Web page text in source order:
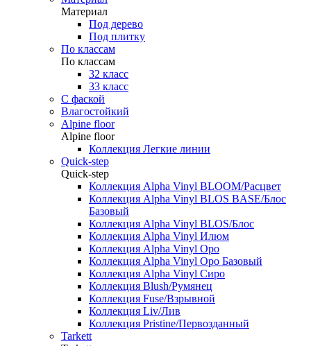
Материал
Под дерево
Под плитку
По классам
По классам
32 класс
33 класс
С фаской
Влагостойкий
Alpine floor
Alpine floor
Коллекция Легкие линии
Quick-step
Quick-step
Коллекция Alpha Vinyl BLOOM/Расцвет
Коллекция Alpha Vinyl BLOS BASE/Блос
Базовый
Коллекция Alpha Vinyl BLOS/Блос
Коллекция Alpha Vinyl Илюм
Коллекция Alpha Vinyl Оро
Коллекция Alpha Vinyl Оро Базовый
Коллекция Alpha Vinyl Сиро
Коллекция Blush/Румянец
Коллекция Fuse/Взрывной
Коллекция Liv/Лив
Коллекция Pristine/Первозданный
Tarkett